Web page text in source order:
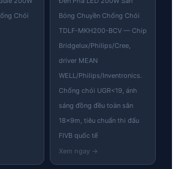
Chói
Bóng Chuyền Chống Chói
TDLF-MKH200-BCV — Chip
Bridgelux/Philips/Cree,
driver MEAN
WELL/Philips/Inventronics.
Chống chói UGR<19, ánh
sáng đồng đều toàn sân
18×9m, tiêu chuẩn thi đấu
FIVB quốc tế